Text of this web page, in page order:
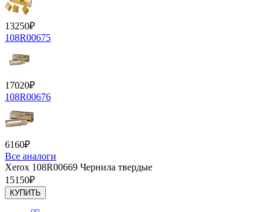
13250₽
108R00675
17020₽
108R00676
6160₽
Все аналоги
Xerox 108R00669 Чернила твердые
15150₽
КУПИТЬ